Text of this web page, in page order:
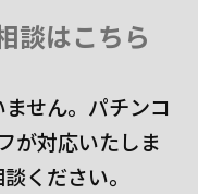
談はこちら
せん。 パチンコ
が対応いたしま
ください。